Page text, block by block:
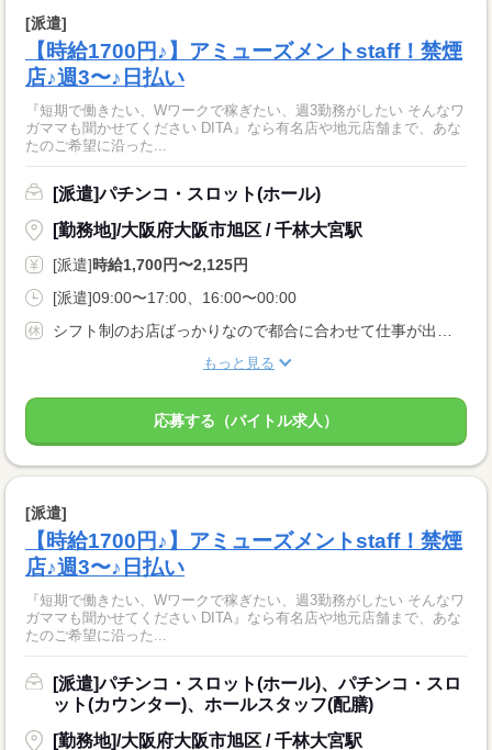
[派遣]
【時給1700円♪】アミューズメントstaff！禁煙
店♪週3〜♪日払い
『短期で働きたい、Wワークで稼ぎたい、週3勤務がしたい そんなワ
ガママも聞かせてください DITA』なら有名店や地元店舗まで、あな
たのご希望に沿った...
[派遣]パチンコ・スロット(ホール)
[勤務地]/大阪府大阪市旭区 / 千林大宮駅
[派遣]時給1,700円〜2,125円
[派遣]09:00〜17:00、16:00〜00:00
もっと見る
応募する（バイトル求人）
[派遣]
【時給1700円♪】アミューズメントstaff！禁煙
店♪週3〜♪日払い
『短期で働きたい、Wワークで稼ぎたい、週3勤務がしたい そんなワ
ガママも聞かせてください DITA』なら有名店や地元店舗まで、あな
たのご希望に沿った...
[派遣]パチンコ・スロット(ホール)、パチンコ・スロ
ット(カウンター)、ホールスタッフ(配膳)
[勤務地]/大阪府大阪市旭区 / 千林大宮駅